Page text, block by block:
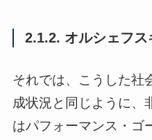
2.1.2. オルシェフス
それでは、こうした社
成状況と同じように、
はパフォーマンス・ゴ